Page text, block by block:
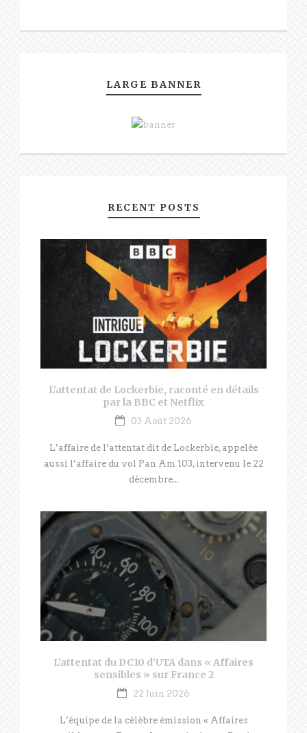
LARGE BANNER
RECENT POSTS
L’attentat de Lockerbie, raconté en détails
par la BBC et Netflix
03 Août 2026
L’affaire de l’attentat dit de Lockerbie, appelée
aussi l’affaire du vol Pan Am 103, intervenu le 22
décembre...
L’attentat du DC10 d’UTA dans « Affaires
sensibles » sur France 2
22 Juin 2026
L’équipe de la célèbre émission « Affaires